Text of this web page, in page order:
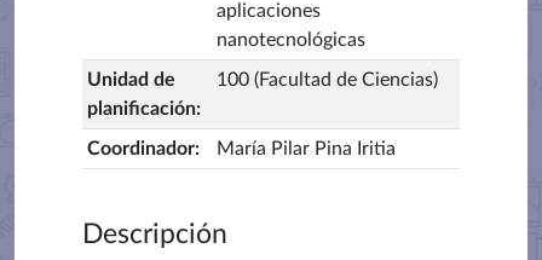
aplicaciones
nanotecnológicas
Unidad de
planificación:
100 (Facultad de Ciencias)
Coordinador: María Pilar Pina Iritia
Descripción